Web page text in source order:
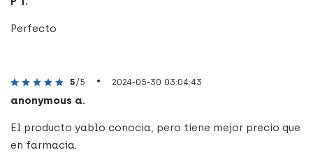
Perfecto
5/5 • 2024-05-30 03:04:43
anonymous a.
El producto yablo conocia, pero tiene mejor precio que
en farmacia.